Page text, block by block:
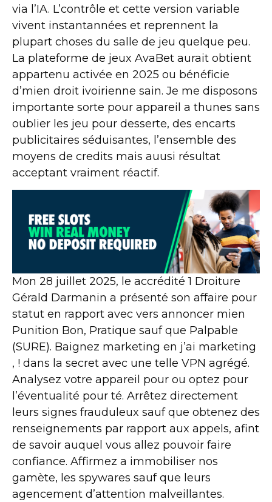
via l’IA. L’contrôle et cette version variable
vivent instantannées et reprennent la
plupart choses du salle de jeu quelque peu.
La plateforme de jeux AvaBet aurait obtient
appartenu activée en 2025 ou bénéficie
d’mien droit ivoirienne sain. Je me disposons
importante sorte pour appareil a thunes sans
oublier les jeu pour desserte, des encarts
publicitaires séduisantes, l’ensemble des
moyens de credits mais auusi résultat
acceptant vraiment réactif.
Mon 28 juillet 2025, le accrédité 1 Droiture
Gérald Darmanin a présenté son affaire pour
statut en rapport avec vers annoncer mien
Punition Bon, Pratique sauf que Palpable
(SURE). Baignez marketing en j’ai marketing
, ! dans la secret avec une telle VPN agrégé.
Analysez votre appareil pour ou optez pour
l’éventualité pour té. Arrêtez directement
leurs signes frauduleux sauf que obtenez des
renseignements par rapport aux appels, afint
de savoir auquel vous allez pouvoir faire
confiance. Affirmez a immobiliser nos
gamète, les spywares sauf que leurs
agencement d’attention malveillantes.